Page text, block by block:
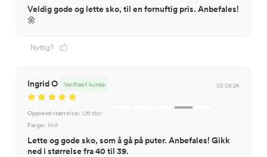
Veldig gode og lette sko, til en fornuftig pris. Anbefales!
🌼
Nyttig?
Ingrid O 05.06.24
Verifisert kunde
Opplevd størrelse: Litt stor
Farge: Hvit
Lette og gode sko, som å gå på puter. Anbefales! Gikk
ned i størrelse fra 40 til 39.